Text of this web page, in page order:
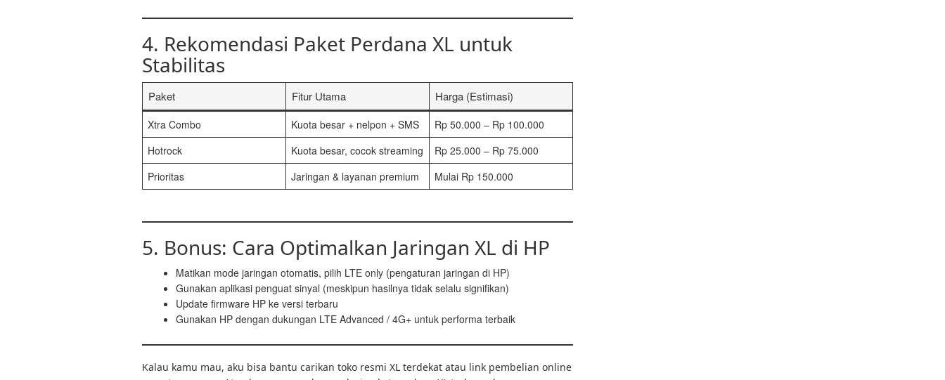
4. Rekomendasi Paket Perdana XL untuk
Stabilitas
Paket Fitur Utama Harga (Estimasi)
Xtra Combo Kuota besar + nelpon + SMS
Rp 50.000 – Rp 100.000
Hotrock
Kuota besar, cocok streaming
Rp 25.000 – Rp 75.000
Prioritas
Jaringan & layanan premium Mulai Rp 150.000
5. Bonus: Cara Optimalkan Jaringan XL di HP
Matikan mode jaringan otomatis, pilih LTE only (pengaturan jaringan di HP)
Gunakan aplikasi penguat sinyal (meskipun hasilnya tidak selalu signifikan)
Update firmware HP ke versi terbaru
Gunakan HP dengan dukungan LTE Advanced / 4G+ untuk performa terbaik
Kalau kamu mau, aku bisa bantu carikan toko resmi XL terdekat atau link pembelian online